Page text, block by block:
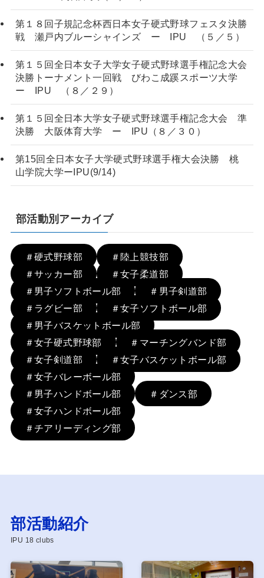
第１８回子規記念杯西日本女子硬式野球フェスタ決勝
戦 瀬戸内ブルーシャインズ ー IPU （５／５）
第１５回全日本女子大学女子硬式野球選手権記念大会
決勝トーナメント一回戦 びわこ成蹊スポーツ大学
ー IPU （８／２９）
第１５回全日本大学女子硬式野球選手権記念大会 準
決勝 大阪体育大学 ー IPU（８／３０）
第15回全日本女子大学硬式野球選手権大会決勝 桃
山学院大学ーIPU(9/14)
部活動別アーカイブ
＃硬式野球部
＃陸上競技部
＃サッカー部
＃女子柔道部
＃男子ソフトボール部
＃男子剣道部
＃ラグビー部
＃女子ソフトボール部
＃男子バスケットボール部
＃女子硬式野球部
＃マーチングバンド部
＃女子剣道部
＃女子バスケットボール部
＃女子バレーボール部
＃男子ハンドボール部
＃ダンス部
＃女子ハンドボール部
＃チアリーディング部
部活動紹介
IPU 18 clubs